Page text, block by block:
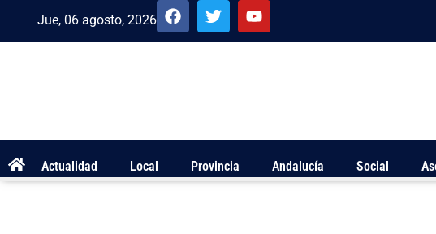
Jue, 06 agosto, 2026
Actualidad Local Provincia Andalucía Social